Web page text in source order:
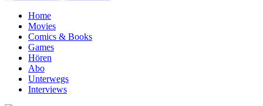
Home
Movies
Comics & Books
Games
Hören
Abo
Unterwegs
Interviews